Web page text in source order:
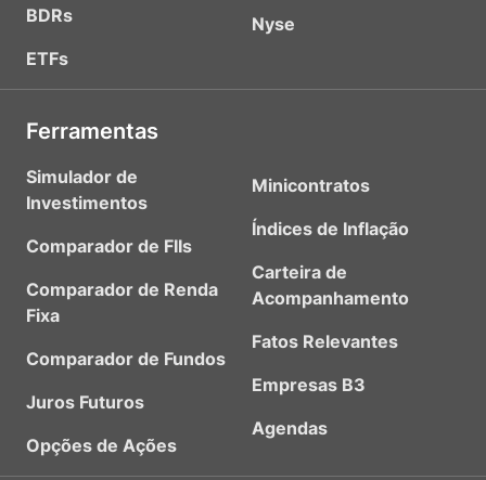
BDRs
ETFs
Nyse
Ferramentas
Simulador de
Investimentos
Comparador de FIIs
Comparador de Renda
Fixa
Comparador de Fundos
Juros Futuros
Opções de Ações
Minicontratos
Índices de Inflação
Carteira de
Acompanhamento
Fatos Relevantes
Empresas B3
Agendas